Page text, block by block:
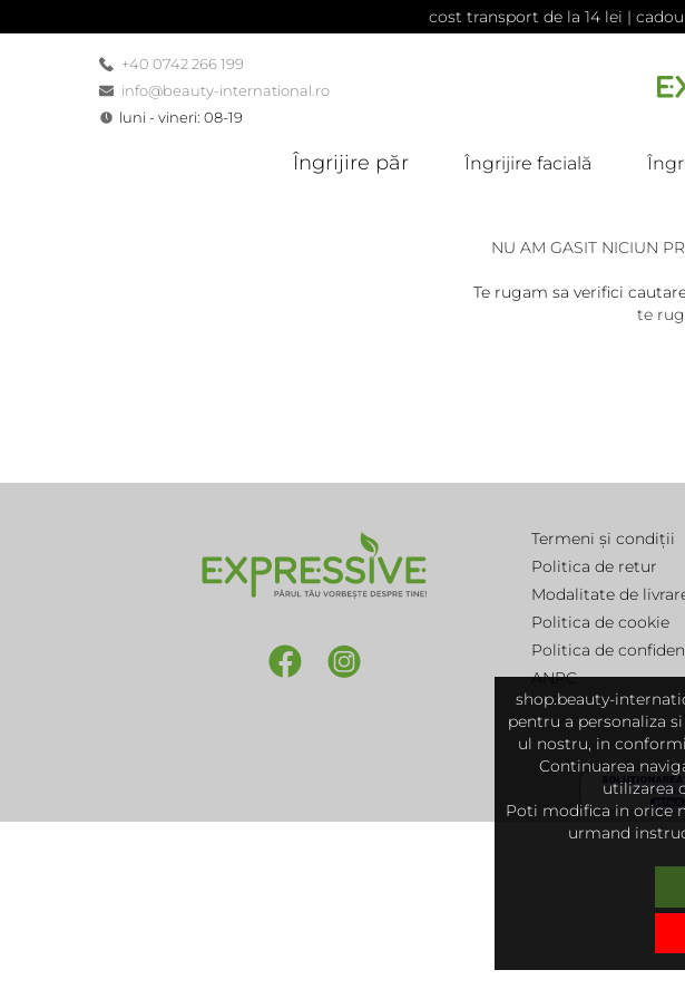
cost transport de la 14 lei |
+40 0742 266 199
info@beauty-international.ro
luni - vineri: 08-19
Îngrijire păr Îngrijire facială
NU AM GASIT NICIUN
Te rugam sa verifici
te
Termeni și condiții
Politica de retur
Modalitate de
Politica de cookie
Politica de
ANPC
shop.beauty-
pentru a personaliza
ul nostru, in
Continuarea
utilizarea
Poti modifica in orice
urmand